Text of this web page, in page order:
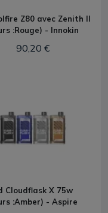
Z80 avec Zenith II
:Rouge) - Innokin
90,20 €
Cloudflask X 75w
:Amber) - Aspire